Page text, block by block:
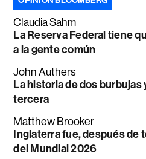
Claudia Sahm
La Reserva Federal tiene
a la gente común
John Authers
La historia de dos burbujas
tercera
Matthew Brooker
Inglaterra fue, después de
del Mundial 2026